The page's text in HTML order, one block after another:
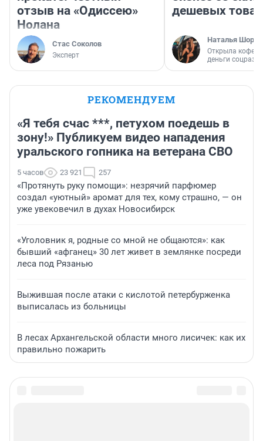
отзыв на «Одиссею»
Нолана
Стас Соколов
Эксперт
дешевых
Наталья
Открыла
деньги
РЕКОМЕНДУЕМ
«Я тебя счас ***, петухом поедешь в
зону!» Публикуем видео нападения
уральского гопника на ветерана СВО
5 часов 23 921 257
«Протянуть руку помощи»: незрячий парфюмер
создал «уютный» аромат для тех, кому страшно, — он
уже увековечил в духах Новосибирск
«Уголовник я, родные со мной не общаются»: как
бывший «афганец» 30 лет живет в землянке посреди
леса под Рязанью
Выжившая после атаки с кислотой петербурженка
выписалась из больницы
В лесах Архангельской области много лисичек: как их
правильно пожарить